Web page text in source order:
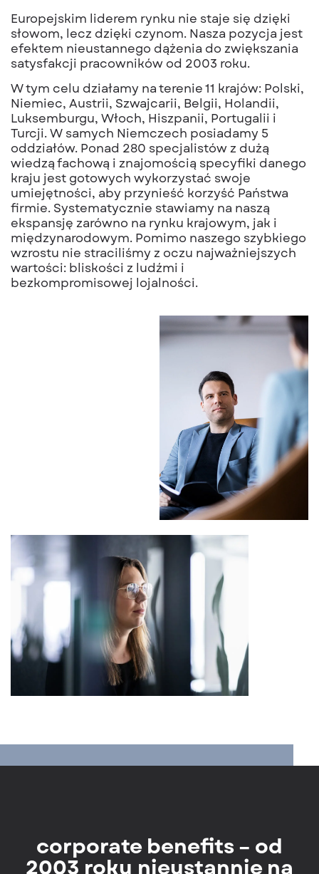
Europejskim liderem rynku nie staje się dzięki
słowom, lecz dzięki czynom. Nasza pozycja jest
efektem nieustannego dążenia do zwiększania
satysfakcji pracowników od 2003 roku.
W tym celu działamy na terenie 11 krajów: Polski,
Niemiec, Austrii, Szwajcarii, Belgii, Holandii,
Luksemburgu, Włoch, Hiszpanii, Portugalii i
Turcji. W samych Niemczech posiadamy 5
oddziałów. Ponad 280 specjalistów z dużą
wiedzą fachową i znajomością specyfiki danego
kraju jest gotowych wykorzystać swoje
umiejętności, aby przynieść korzyść Państwa
firmie. Systematycznie stawiamy na naszą
ekspansję zarówno na rynku krajowym, jak i
międzynarodowym. Pomimo naszego szybkiego
wzrostu nie straciliśmy z oczu najważniejszych
wartości: bliskości z ludźmi i
bezkompromisowej lojalności.
corporate benefits – od
2003 roku nieustannie na